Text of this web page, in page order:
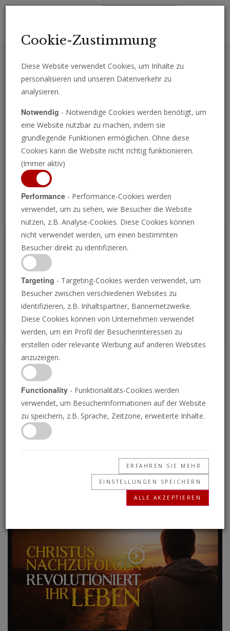
Erhalten Sie wichtige Analysen, Kommentare und Nachrichten
Programm ansehen
P
Nachrichtenüberblick 17.
Mai 2024
17.05.2024 • 3 Minuten
Die Posaune liefert die Nachrichten von
morgen, heute! Verstehen Sie Ihre Welt.
Frühere Programme
Cookie-Zustimmung
Diese Website verwendet Cookies, um Inhalte zu
personalisieren und unseren Datenverkehr zu
analysieren.
Notwendig - Notwendige Cookies werden benötigt, um
eine Website nutzbar zu machen, indem sie
grundlegende Funktionen ermöglichen. Ohne diese
Cookies kann die Website nicht richtig funktionieren.
(Immer aktiv)
Performance - Performance-Cookies werden
verwendet, um zu sehen, wie Besucher die Website
nutzen, z.B. Analyse-Cookies. Diese Cookies können
nicht verwendet werden, um einen bestimmten
Besucher direkt zu identifizieren.
Targeting - Targeting-Cookies werden verwendet, um
Besucher zwischen verschiedenen Websites zu
identifizieren, z.B. Inhaltspartner, Bannernetzwerke.
Diese Cookies können von Unternehmen verwendet
werden, um ein Profil der Besucherinteressen zu
erstellen oder relevante Werbung auf anderen Websites
anzuzeigen.
Functionality - Funktionalitäts-Cookies werden
verwendet, um Besucherinformationen auf der Website
zu speichern, z.B. Sprache, Zeitzone, erweiterte Inhalte.
ERFAHREN SIE MEHR
EINSTELLUNGEN SPEICHERN
ALLE AKZEPTIEREN